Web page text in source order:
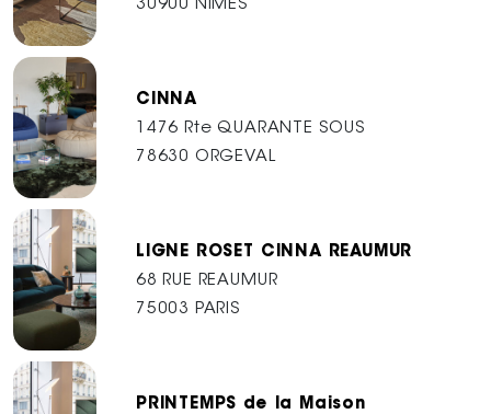
30900 NÎMES
CINNA
1476 Rte QUARANTE SOUS
78630 ORGEVAL
LIGNE ROSET CINNA REAUMUR
68 RUE REAUMUR
75003 PARIS
PRINTEMPS de la Maison